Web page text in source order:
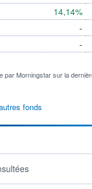
14,14%
-
-
par Morningstar sur la
fonds